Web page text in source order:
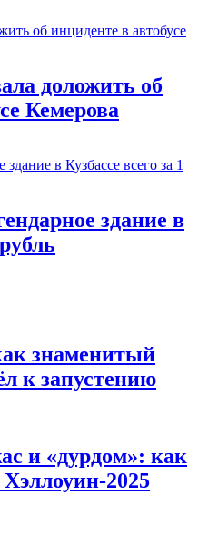
доложить об
Кемерова
здание в
знаменитый
к запустению
и «дурдом»: как
2025